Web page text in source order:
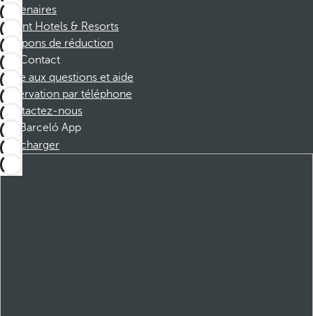
Partenaires
Dorint Hotels & Resorts
Coupons de réduction
Contact
Foire aux questions et aide
Réservation par téléphone
Contactez-nous
Barceló App
Télécharger